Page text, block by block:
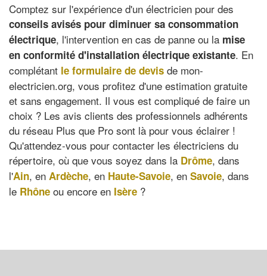
Comptez sur l'expérience d'un électricien pour des
conseils avisés pour diminuer sa consommation
électrique, l'intervention en cas de panne ou la mise
en conformité d'installation électrique existante. En
complétant le formulaire de devis de mon-
electricien.org, vous profitez d'une estimation gratuite
et sans engagement. Il vous est compliqué de faire un
choix ? Les avis clients des professionnels adhérents
du réseau Plus que Pro sont là pour vous éclairer !
Qu'attendez-vous pour contacter les électriciens du
répertoire, où que vous soyez dans la Drôme, dans
l'Ain, en Ardèche, en Haute-Savoie, en Savoie, dans
le Rhône ou encore en Isère ?